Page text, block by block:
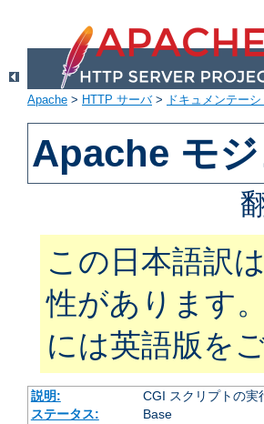
Apache > HTTP サーバ> ドキュメンテーシ
Apache モ
この日本語訳
性があります
には英語版を
説明:
CGI スクリプトの実
ステータス:
Base